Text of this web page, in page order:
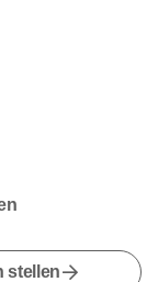
stellen